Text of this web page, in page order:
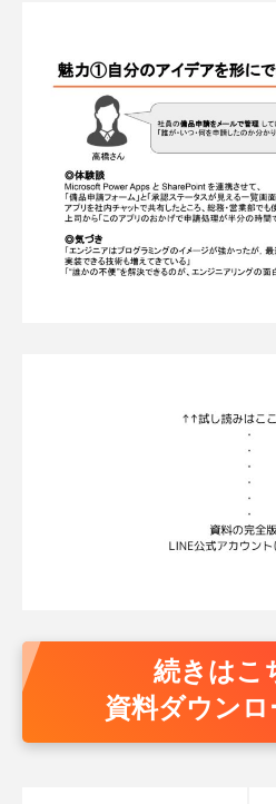
続きはこ
資料ダウンロ